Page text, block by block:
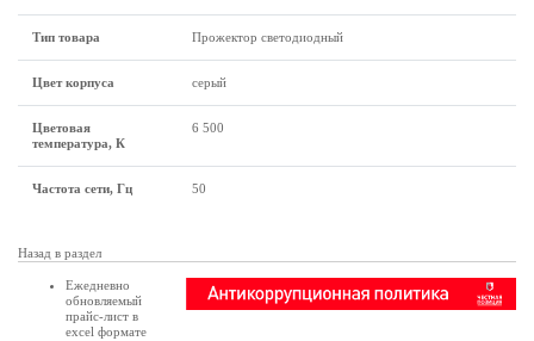
Тип товара Прожектор светодиодный
Цвет корпуса серый
Цветовая
температура, К
6 500
Частота сети, Гц 50
Назад в раздел
Ежедневно
обновляемый
прайс-лист в
excel формате